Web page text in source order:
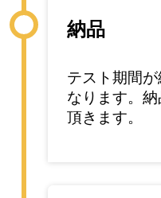
納品
テスト期間
なります。
頂きます。